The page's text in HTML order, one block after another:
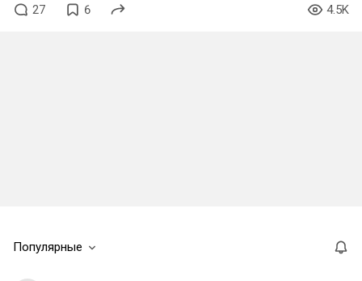
27 6 4.5K
Популярные